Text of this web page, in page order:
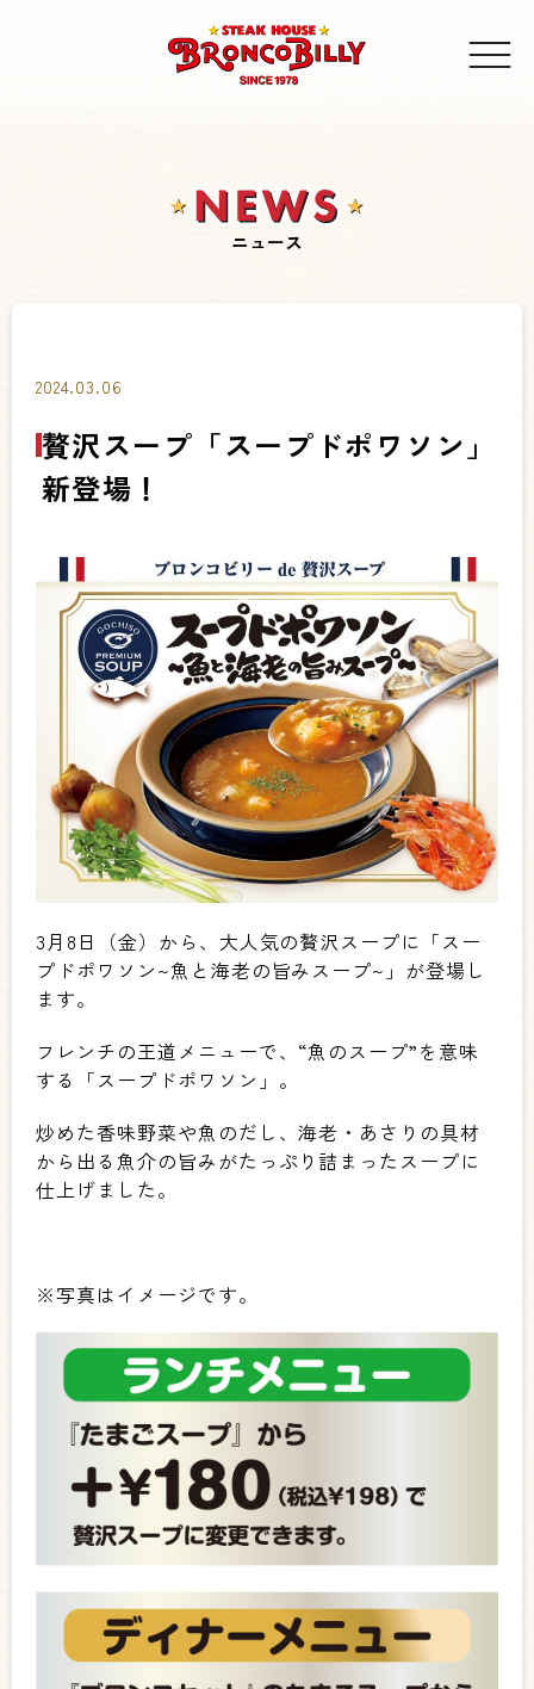
ニュース
2024.03.06
贅沢スープ「スープドポワソン」
新登場！
3月8日（金）から、大人気の贅沢スープに「スー
プドポワソン~魚と海老の旨みスープ~」が登場し
ます。
フレンチの王道メニューで、“魚のスープ”を意味
する「スープドポワソン」。
炒めた香味野菜や魚のだし、海老・あさりの具材
から出る魚介の旨みがたっぷり詰まったスープに
仕上げました。
※写真はイメージです。